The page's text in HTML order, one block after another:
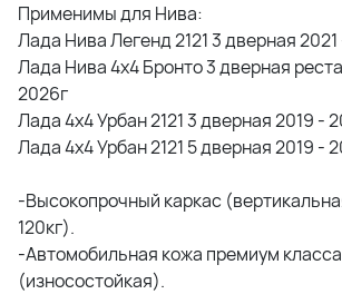
Применимы для Нива:
Лада Нива Легенд 2121 3 дверная
Лада Нива 4x4 Бронто 3 дверная
2026г
Лада 4x4 Урбан 2121 3 дверная 2019 -
Лада 4x4 Урбан 2121 5 дверная 2019 -
-Высокопрочный каркас
120кг).
-Автомобильная кожа премиум класса
(износостойкая).